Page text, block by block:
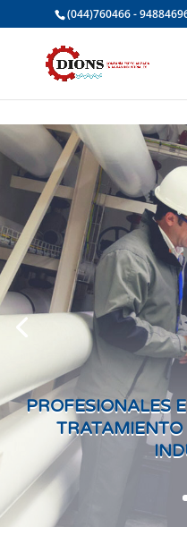
(044)760466 -
PROFESIONALES